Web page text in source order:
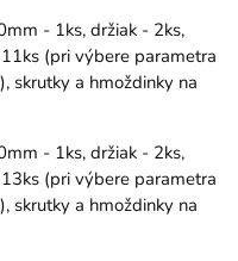
- 1ks, držiak - 2ks,
(pri výbere parametra
skrutky a hmoždinky na
- 1ks, držiak - 2ks,
(pri výbere parametra
skrutky a hmoždinky na